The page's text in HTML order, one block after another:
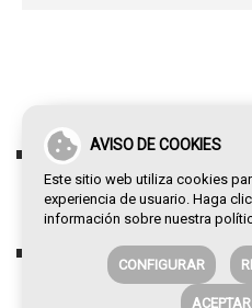
AVISO DE COOKIES
Este sitio web utiliza cookies
experiencia de usuario. Haga
información sobre nuestra
CONFIGURAR